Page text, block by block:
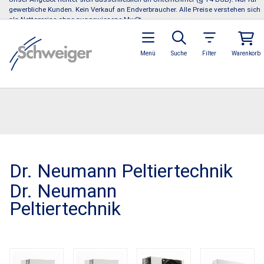
Dr. Neumann Peltiertechnik
Dr. Neumann
Peltiertechnik
Warenkorb
Filter
Suche
Menü
gewerbliche Kunden. Kein Verkauf an Endverbraucher. Alle Preise verstehen sich
als Nettopreise ohne ausgewiesene MwSt.